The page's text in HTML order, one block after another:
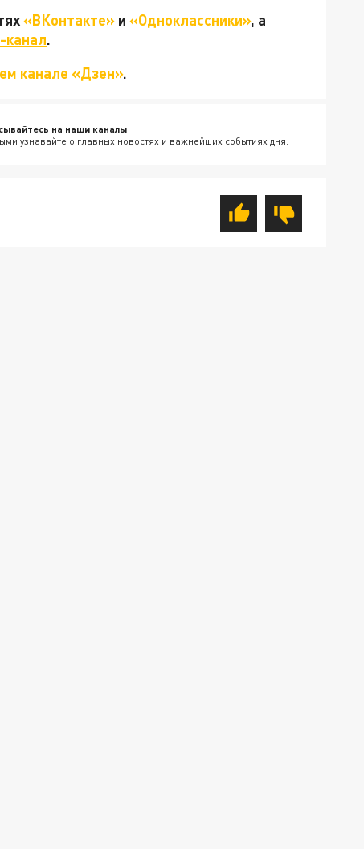
«ВКонтакте» и «Одноклассники», а
канал.
канале «Дзен».
на наши каналы
узнавайте о главных новостях и важнейших событиях дня.